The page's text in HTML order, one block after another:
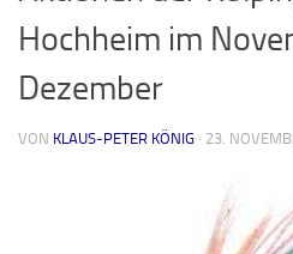
Hochheim im
Dezember
VON KLAUS-PETER KÖNIG · 23.